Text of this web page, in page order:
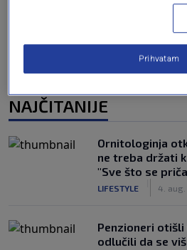
NAJČITANIJE
Ornitologinja
ne treba držati
"Sve što se
LIFESTYLE 4. aug.
Penzioneri
odlučili da se
Prihvatam